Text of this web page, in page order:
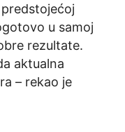
u samoj
rezultate.
aktualna
– rekao je